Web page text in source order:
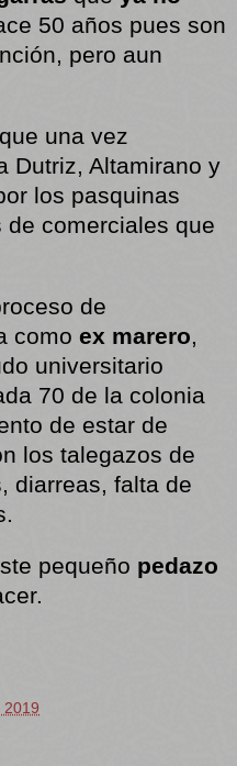
50 años pues son
pero aun
una vez
Dutriz, Altamirano y
los pasquinas
comerciales que
de
como ex marero,
universitario
70 de la colonia
de estar de
los talegazos de
diarreas, falta de
pequeño pedazo
2019